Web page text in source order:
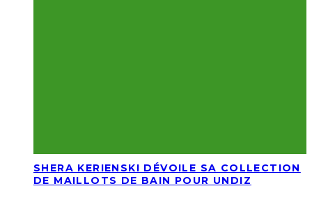
SHERA KERIENSKI DÉVOILE SA COLLECTION
DE MAILLOTS DE BAIN POUR UNDIZ